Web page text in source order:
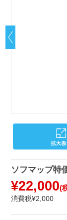
ソフマップ特
¥22,000(
消費税¥2,000